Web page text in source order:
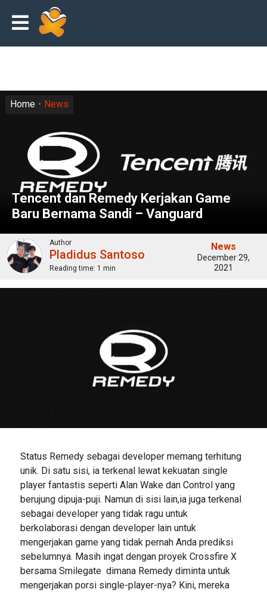
Tencent dan Remedy Kerjakan Game
Baru Bernama Sandi – Vanguard
Home News
Author
Pladidus Santoso
Reading time: 1 min
News
December 29,
2021
Status Remedy sebagai developer memang terhitung
unik. Di satu sisi, ia terkenal lewat kekuatan single
player fantastis seperti Alan Wake dan Control yang
berujung dipuja-puji. Namun di sisi lain,ia juga terkenal
sebagai developer yang tidak ragu untuk
berkolaborasi dengan developer lain untuk
mengerjakan game yang tidak pernah Anda prediksi
sebelumnya. Masih ingat dengan proyek Crossfire X
bersama Smilegate dimana Remedy diminta untuk
mengerjakan porsi single-player-nya? Kini, mereka